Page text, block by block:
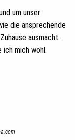
um unser
die ansprechende
ausmacht.
ich mich wohl.